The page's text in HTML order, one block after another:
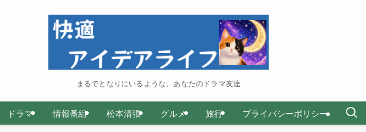
まるでとなりにいるような、あなたのドラマ友達
ドラマ 情報番組 松本清張 グルメ 旅行 プライバシーポリシー